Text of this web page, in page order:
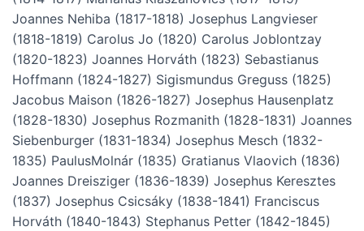
Joannes Nehiba (1817-1818) Josephus Langvieser
(1818-1819) Carolus Jo (1820) Carolus Joblontzay
(1820-1823) Joannes Horváth (1823) Sebastianus
Hoffmann (1824-1827) Sigismundus Greguss (1825)
Jacobus Maison (1826-1827) Josephus Hausenplatz
(1828-1830) Josephus Rozmanith (1828-1831) Joannes
Siebenburger (1831-1834) Josephus Mesch (1832-
1835) PaulusMolnár (1835) Gratianus Vlaovich (1836)
Joannes Dreisziger (1836-1839) Josephus Keresztes
(1837) Josephus Csicsáky (1838-1841) Franciscus
Horváth (1840-1843) Stephanus Petter (1842-1845)